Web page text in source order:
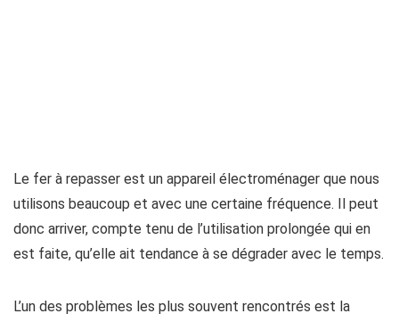
Le fer à repasser est un appareil électroménager que nous
utilisons beaucoup et avec une certaine fréquence. Il peut
donc arriver, compte tenu de l’utilisation prolongée qui en
est faite, qu’elle ait tendance à se dégrader avec le temps.
L’un des problèmes les plus souvent rencontrés est la